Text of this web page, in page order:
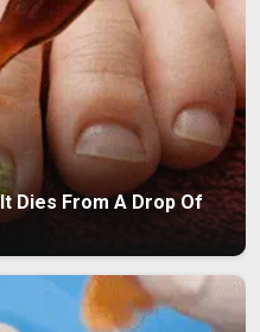
Dies From A Drop Of